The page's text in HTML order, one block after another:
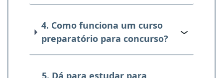
4. Como funciona um curso
preparatório para concurso?
5. Dá para estudar para